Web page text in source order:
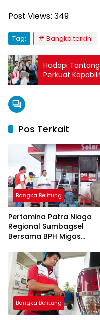
Post Views: 349
Tag: Bangka terkini
Hadapi
Perkuat
Pos Terkait
Bangka Belitung
Pertamina Patra Niaga
Regional Sumbagsel
Bersama BPH Migas
Penyaluran BBM Subsidi
bagi Nelayan melalui
Aplikasi XSTAR
Bangka Belitung